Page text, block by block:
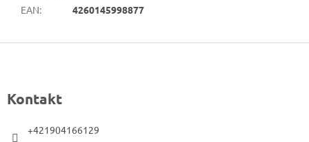
EAN: 4260145998877
Z
p
äKontakt
+421904166129